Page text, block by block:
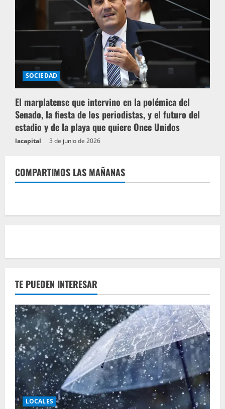
SOCIEDAD
El marplatense que intervino en la polémica del
Senado, la fiesta de los periodistas, y el futuro del
estadio y de la playa que quiere Once Unidos
lacapital 3 de junio de 2026
COMPARTIMOS LAS MAÑANAS
TE PUEDEN INTERESAR
LOCALES